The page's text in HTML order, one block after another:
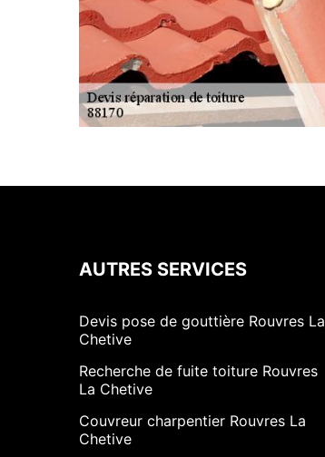
AUTRES SERVICES
Devis pose de gouttière Rouvres La
Chetive
Recherche de fuite toiture Rouvres
La Chetive
Couvreur charpentier Rouvres La
Chetive